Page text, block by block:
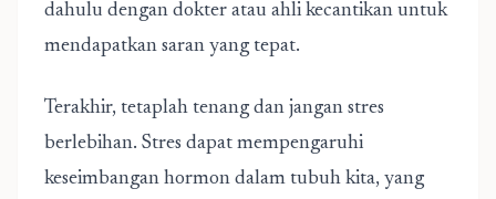
dahulu dengan dokter atau ahli kecantikan untuk
mendapatkan saran yang tepat.
Terakhir, tetaplah tenang dan jangan stres
berlebihan. Stres dapat mempengaruhi
keseimbangan hormon dalam tubuh kita, yang